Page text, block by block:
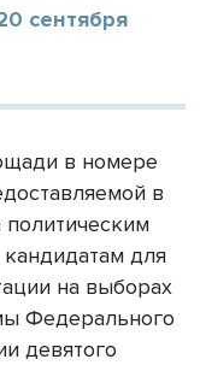
сентября
в номере
в
политическим
для
на выборах
Федерального
девятого